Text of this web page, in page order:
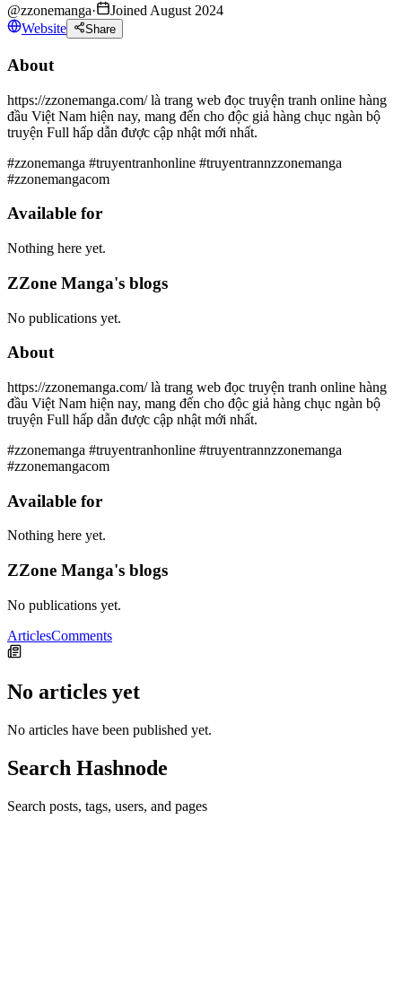
@zzonemanga·
Joined August 2024
Website
Share
About
https://zzonemanga.com/ là trang web đọc truyện tranh online hàng
đầu Việt Nam hiện nay, mang đến cho độc giả hàng chục ngàn bộ
truyện Full hấp dẫn được cập nhật mới nhất.
#zzonemanga #truyentranhonline #truyentrannzzonemanga
#zzonemangacom
Available for
Nothing here yet.
ZZone Manga's blogs
No publications yet.
About
https://zzonemanga.com/ là trang web đọc truyện tranh online hàng
đầu Việt Nam hiện nay, mang đến cho độc giả hàng chục ngàn bộ
truyện Full hấp dẫn được cập nhật mới nhất.
#zzonemanga #truyentranhonline #truyentrannzzonemanga
#zzonemangacom
Available for
Nothing here yet.
ZZone Manga's blogs
No publications yet.
ArticlesComments
No articles yet
No articles have been published yet.
Search Hashnode
Search posts, tags, users, and pages